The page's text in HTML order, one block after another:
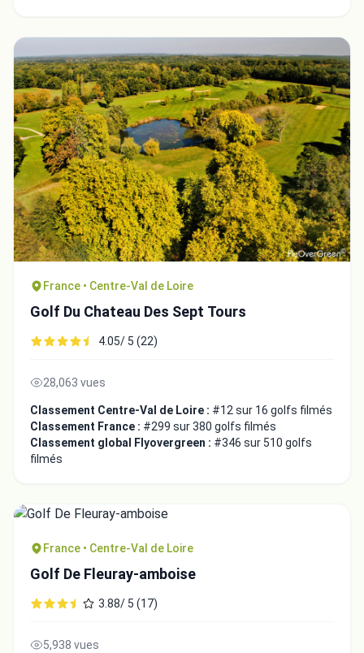
France • Centre-Val de Loire
Golf Du Chateau Des Sept Tours
4.05/ 5 (22)
28,063 vues
Classement Centre-Val de Loire : #12 sur 16 golfs filmés
Classement France : #299 sur 380 golfs filmés
Classement global Flyovergreen : #346 sur 510 golfs
filmés
France • Centre-Val de Loire
Golf De Fleuray-amboise
3.88/ 5 (17)
5,938 vues